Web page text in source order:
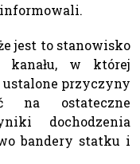
jest to stanowisko
w której
ustalone przyczyny
na ostateczne
dochodzenia
bandery statku i